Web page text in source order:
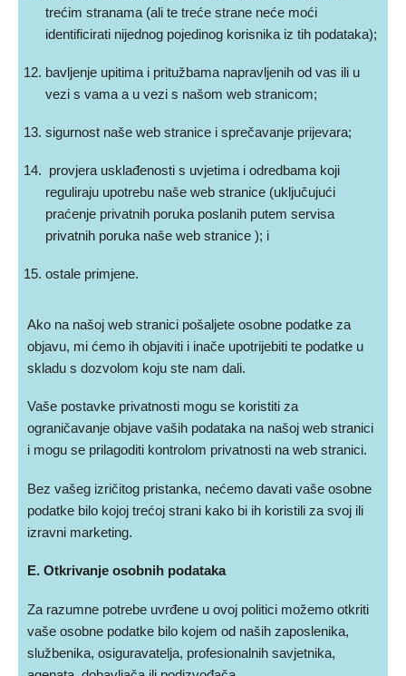
trećim stranama (ali te treće strane neće moći
identificirati nijednog pojedinog korisnika iz tih podataka);
bavljenje upitima i pritužbama napravljenih od vas ili u
vezi s vama a u vezi s našom web stranicom;
sigurnost naše web stranice i sprečavanje prijevara;
provjera usklađenosti s uvjetima i odredbama koji
reguliraju upotrebu naše web stranice (uključujući
praćenje privatnih poruka poslanih putem servisa
privatnih poruka naše web stranice ); i
ostale primjene.
Ako na našoj web stranici pošaljete osobne podatke za
objavu, mi ćemo ih objaviti i inače upotrijebiti te podatke u
skladu s dozvolom koju ste nam dali.
Vaše postavke privatnosti mogu se koristiti za
ograničavanje objave vaših podataka na našoj web stranici
i mogu se prilagoditi kontrolom privatnosti na web stranici.
Bez vašeg izričitog pristanka, nećemo davati vaše osobne
podatke bilo kojoj trećoj strani kako bi ih koristili za svoj ili
izravni marketing.
E. Otkrivanje osobnih podataka
Za razumne potrebe uvrđene u ovoj politici možemo otkriti
vaše osobne podatke bilo kojem od naših zaposlenika,
službenika, osiguravatelja, profesionalnih savjetnika,